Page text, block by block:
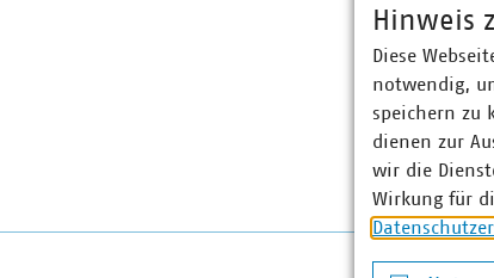
Hinweis
Diese
notwendig,
speichern zu
dienen zur
wir die
Wirkung für